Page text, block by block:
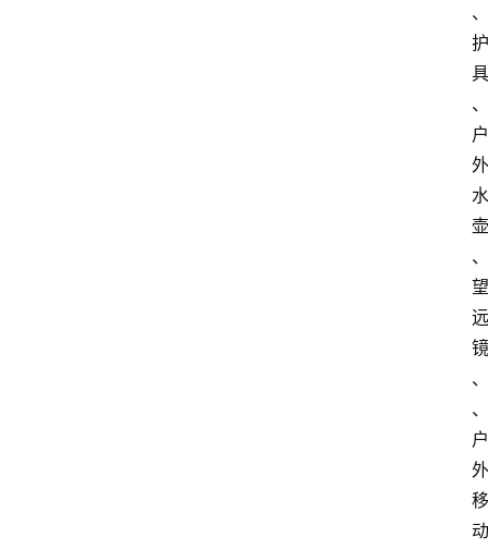
、
护
具
、
户
外
水
壶
、
望
远
镜
、
、
户
外
移
动